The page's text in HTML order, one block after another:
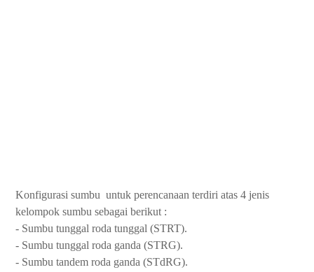
Konfigurasi sumbu untuk perencanaan terdiri atas 4 jenis
kelompok sumbu sebagai berikut :
- Sumbu tunggal roda tunggal (STRT).
- Sumbu tunggal roda ganda (STRG).
- Sumbu tandem roda ganda (STdRG).